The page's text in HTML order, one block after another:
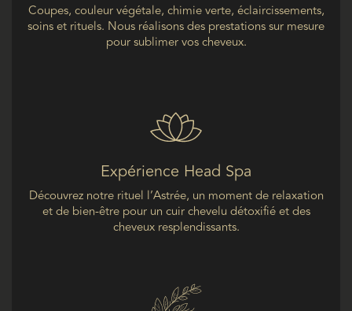
Coupes, couleur végétale, chimie verte, éclaircissements,
soins et rituels. Nous réalisons des prestations sur mesure
pour sublimer vos cheveux.
Expérience Head Spa
Découvrez notre rituel l’Astrée, un moment de relaxation
et de bien-être pour un cuir chevelu détoxifié et des
cheveux resplendissants.